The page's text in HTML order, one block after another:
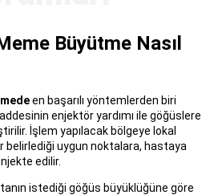
Büyütme Nasıl
en başarılı yöntemlerden biri
enjektör yardımı ile göğüslere
İşlem yapılacak bölgeye lokal
belirlediği uygun noktalara, hastaya
edilir.
istediği göğüs büyüklüğüne göre